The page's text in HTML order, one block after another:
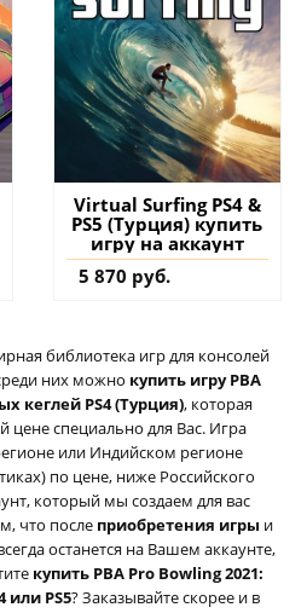
Virtual Surfing PS4 &
PS5 (Турция) купить
игру на аккаунт
5 870 руб.
библиотека игр для консолей
них можно купить игру PBA
кеглей PS4 (Турция), которая
цене специально для Вас. Игра
или Индийском регионе
по цене, ниже Российского
который мы создаем для вас
что после приобретения игры и
останется на Вашем аккаунте,
купить PBA Pro Bowling 2021:
или PS5? Заказывайте скорее и в